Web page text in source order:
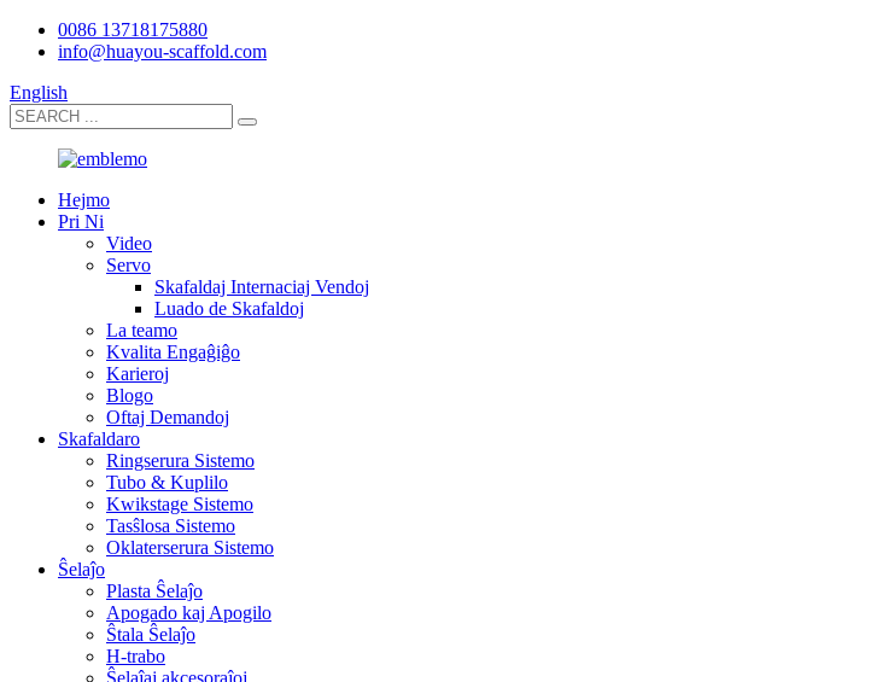
0086 13718175880
info@huayou-scaffold.com
English
Hejmo
Pri Ni
Video
Servo
Skafaldaj Internaciaj Vendoj
Luado de Skafaldoj
La teamo
Kvalita Engaĝiĝo
Karieroj
Blogo
Oftaj Demandoj
Skafaldaro
Ringserura Sistemo
Tubo & Kuplilo
Kwikstage Sistemo
Tasŝlosa Sistemo
Oklaterserura Sistemo
Ŝelaĵo
Plasta Ŝelaĵo
Apogado kaj Apogilo
Ŝtala Ŝelaĵo
H-trabo
Ŝelaĵaj akcesoraĵoj